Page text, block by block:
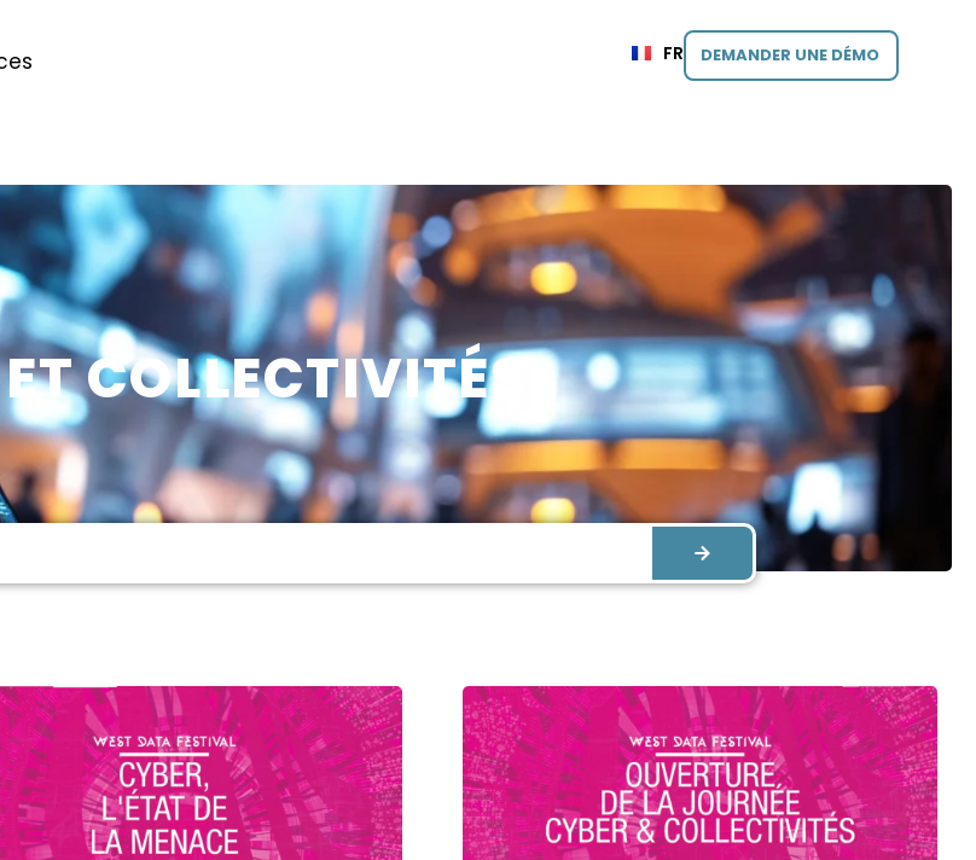
FR DEMANDER UNE DÉMO
COLLECTIVITÉS